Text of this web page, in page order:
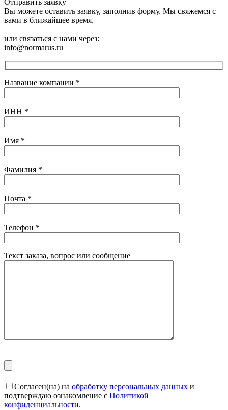
Вы можете оставить заявку, заполнив форму. Мы свяжемся с
вами в ближайшее время.
или связаться с нами через:
info@normarus.ru
Название компании *
ИНН *
Имя *
Фамилия *
Почта *
Телефон *
Текст заказа, вопрос или сообщение
Согласен(на) на обработку персональных данных и
подтверждаю ознакомление с Политикой
конфиденциальности.